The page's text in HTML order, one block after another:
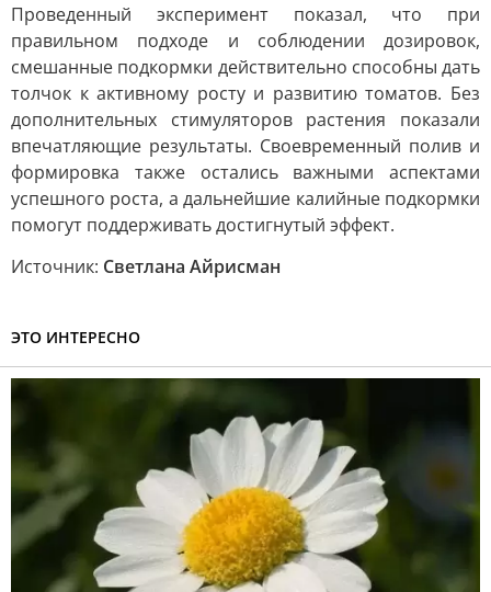
Проведенный эксперимент показал, что при
правильном подходе и соблюдении дозировок,
смешанные подкормки действительно способны дать
толчок к активному росту и развитию томатов. Без
дополнительных стимуляторов растения показали
впечатляющие результаты. Своевременный полив и
формировка также остались важными аспектами
успешного роста, а дальнейшие калийные подкормки
помогут поддерживать достигнутый эффект.
Источник: Светлана Айрисман
ЭТО ИНТЕРЕСНО